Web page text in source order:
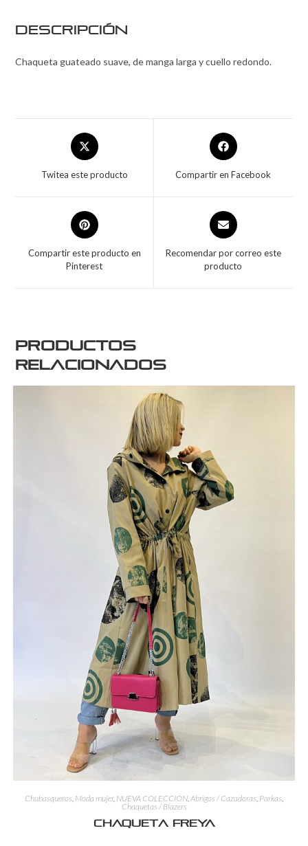
Descripción
Chaqueta guateado suave, de manga larga y cuello redondo.
Twitea este producto Compartir en Facebook
Compartir este producto en
Pinterest
Recomendar por correo este
producto
Productos
relacionados
Chubasqueros, Moda mujer, NUEVA COLECCIÓN,Abrigos / Cazadoras, Parkas,
Chaquetas / Blazers
Chaqueta Freya